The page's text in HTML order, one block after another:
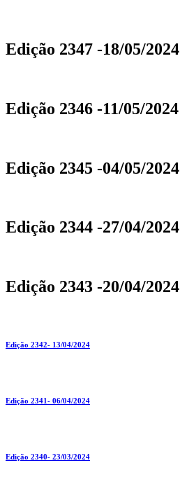
Edição 2347 -18/05/2024
Edição 2346 -11/05/2024
Edição 2345 -04/05/2024
Edição 2344 -27/04/2024
Edição 2343 -20/04/2024
Edição 2342- 13/04/2024
Edição 2341- 06/04/2024
Edição 2340- 23/03/2024